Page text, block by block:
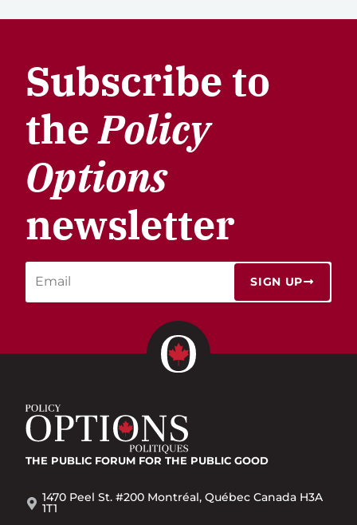
Subscribe to
thePolicy
Options
newsletter
SIGN UP
THE PUBLIC FORUM FOR THE PUBLIC GOOD
1470 Peel St. #200 Montréal, Québec Canada H3A
1T1